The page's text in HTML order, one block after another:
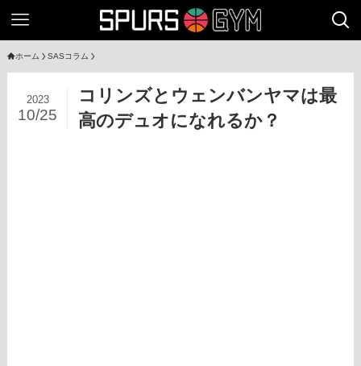
ホーム SASコラム
コリンズとウェンバンヤマは最
高のデュオになれるか？
2023
10/25